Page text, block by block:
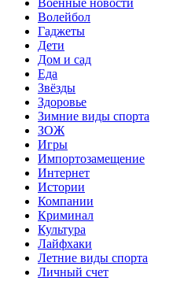
Военные новости
Волейбол
Гаджеты
Дети
Дом и сад
Еда
Звёзды
Здоровье
Зимние виды спорта
ЗОЖ
Игры
Импортозамещение
Интернет
Истории
Компании
Криминал
Культура
Лайфхаки
Летние виды спорта
Личный счет